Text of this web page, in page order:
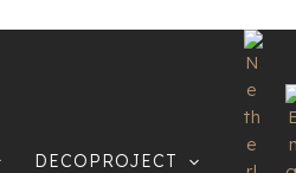
DECOPROJECT